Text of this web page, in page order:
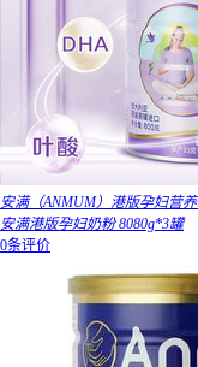
安满（ANMUM）港版孕妇营
安满港版孕妇奶粉 8080g*3罐
0条评价